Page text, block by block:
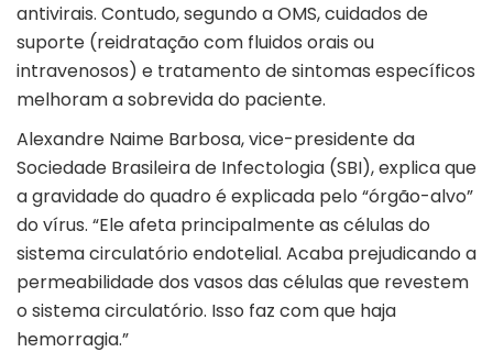
antivirais. Contudo, segundo a OMS, cuidados de
suporte (reidratação com fluidos orais ou
intravenosos) e tratamento de sintomas específicos
melhoram a sobrevida do paciente.
Alexandre Naime Barbosa, vice-presidente da
Sociedade Brasileira de Infectologia (SBI), explica que
a gravidade do quadro é explicada pelo “órgão-alvo”
do vírus. “Ele afeta principalmente as células do
sistema circulatório endotelial. Acaba prejudicando a
permeabilidade dos vasos das células que revestem
o sistema circulatório. Isso faz com que haja
hemorragia.”